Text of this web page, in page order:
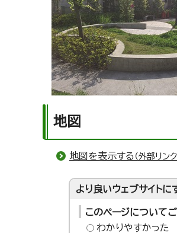
地図
地図を表示する （外部リンク
より良いウェブサイト
このページについて
わかりやすかった